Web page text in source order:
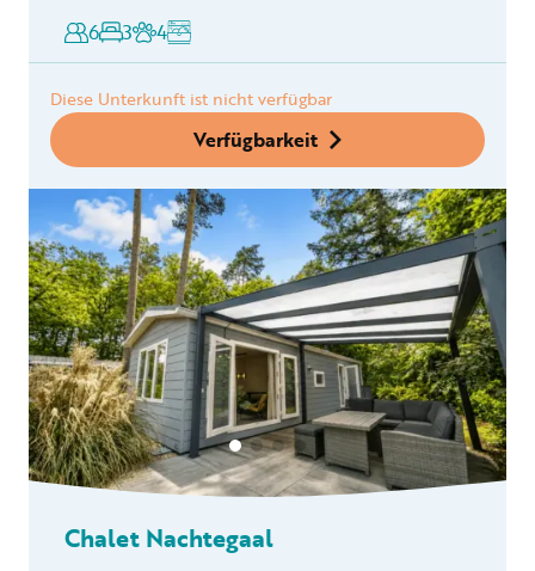
6
3 4
Diese Unterkunft ist nicht verfügbar
Verfügbarkeit
Chalet Nachtegaal